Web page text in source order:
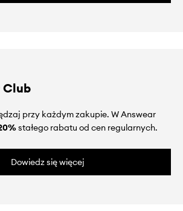
Club
przy każdym zakupie. W Answear
stałego rabatu od cen regularnych.
Dowiedz się więcej